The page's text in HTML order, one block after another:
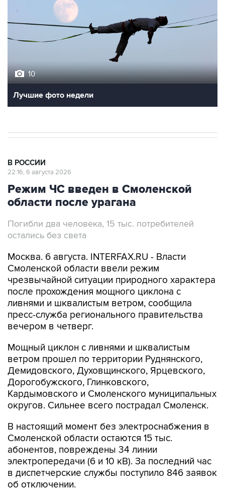
10
Лучшие фото недели
В РОССИИ
22:16, 6 августа 2026
Режим ЧС введен в Смоленской
области после урагана
Погибли два человека, 15 тыс. потребителей
остались без света
Москва. 6 августа. INTERFAX.RU - Власти
Смоленской области ввели режим
чрезвычайной ситуации природного характера
после прохождения мощного циклона с
ливнями и шквалистым ветром, сообщила
пресс-служба регионального правительства
вечером в четверг.
Мощный циклон с ливнями и шквалистым
ветром прошел по территории Руднянского,
Демидовского, Духовщинского, Ярцевского,
Дорогобужского, Глинковского,
Кардымовского и Смоленского муниципальных
округов. Сильнее всего пострадал Смоленск.
В настоящий момент без электроснабжения в
Смоленской области остаются 15 тыс.
абонентов, повреждены 34 линии
электропередачи (6 и 10 кВ). За последний час
в диспетчерские службы поступило 846 заявок
об отключении.